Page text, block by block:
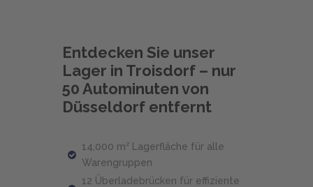
Entdecken Sie unser
Lager in Troisdorf – nur
50 Autominuten von
Düsseldorf entfernt
14,000 m² Lagerfläche für alle
Warengruppen
12 Überladebrücken für effiziente